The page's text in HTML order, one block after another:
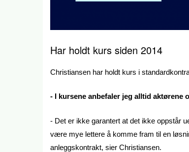
Har holdt kurs siden 2014
Christiansen har holdt kurs i
- I kursene anbefaler jeg alltid aktørene
- Det er ikke garantert at det ikke oppstår
være mye lettere å komme fram til en
anleggskontrakt, sier Christiansen.